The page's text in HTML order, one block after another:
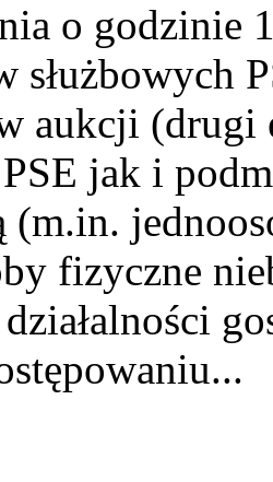
o godzinie
służbowych
aukcji (drugi
jak i
(m.in.
fizyczne